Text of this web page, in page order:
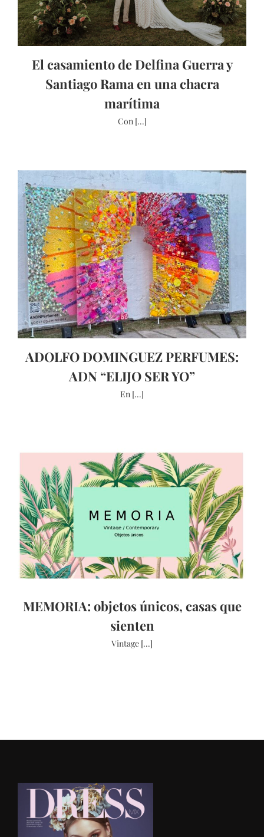
El casamiento de Delfina Guerra y
Santiago Rama en una chacra
marítima
Con [...]
ADOLFO DOMINGUEZ PERFUMES:
ADN “ELIJO SER YO”
En [...]
MEMORIA: objetos únicos, casas que
sienten
Vintage [...]